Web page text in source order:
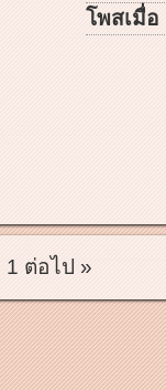
โพสเมื่อ
1 ต่อไป »